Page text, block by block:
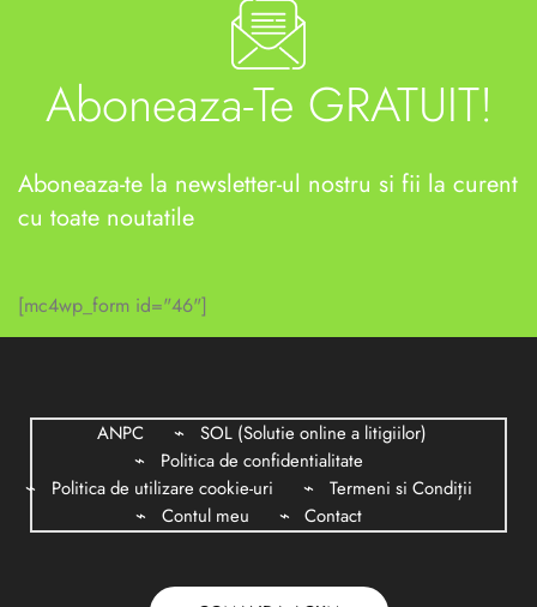
Aboneaza-Te GRATUIT!
Aboneaza-te la newsletter-ul nostru si fii la curent
cu toate noutatile
[mc4wp_form id="46"]
ANPC
SOL (Solutie online a litigiilor)
Politica de confidentialitate
Politica de utilizare cookie-uri
Termeni si Condiții
Contul meu
Contact